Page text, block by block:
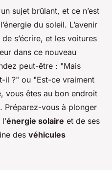
sujet brûlant, et ce n’est
du soleil. L’avenir
s’écrire, et les voitures
dans ce nouveau
peut-être : "Mais
il ?" ou "Est-ce vraiment
vous êtes au bon endroit
Préparez-vous à plonger
énergie solaire et de ses
des véhicules